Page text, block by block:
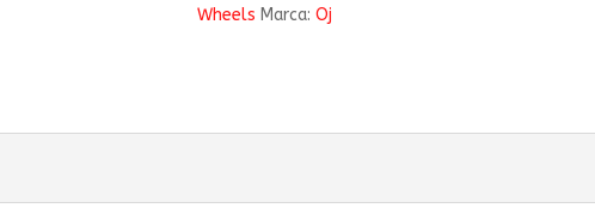
Wheels Marca:Oj